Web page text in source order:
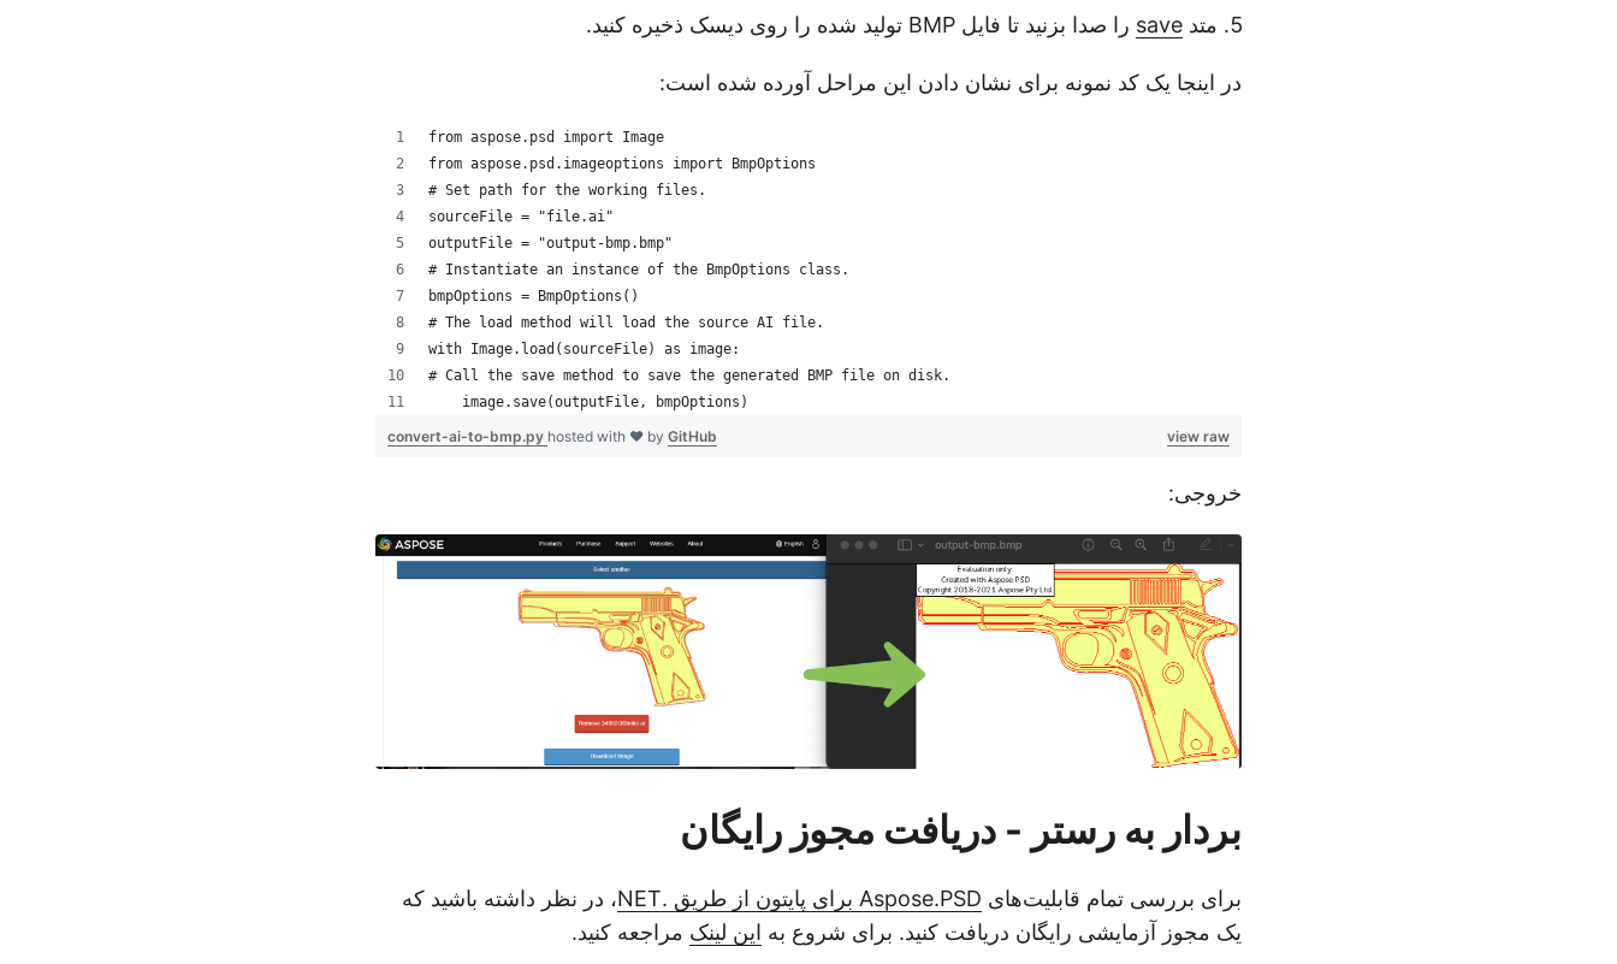
متد save را صدا بزنید تا فایل BMP تولید شده را روی دیسک ذخیره کنید.
در اینجا یک کد نمونه برای نشان دادن این مراحل آورده شده است:
from aspose.psd import Image
from aspose.psd.imageoptions import BmpOptions
# Set path for the working files.
sourceFile = "file.ai"
outputFile = "output-bmp.bmp"
# Instantiate an instance of the BmpOptions class.
bmpOptions = BmpOptions()
# The load method will load the source AI file.
with Image.load(sourceFile) as image:
# Call the save method to save the generated BMP file on disk.
    image.save(outputFile, bmpOptions)
view raw
convert-ai-to-bmp.py hosted with ❤ by GitHub
خروجی:
بردار به رستر - دریافت مجوز رایگان
برای بررسی تمام قابلیت‌های Aspose.PSD برای پایتون از طریق .NET
، در نظر داشته باشید که
یک مجوز آزمایشی رایگان دریافت کنید. برای شروع به این لینک مراجعه کنید.